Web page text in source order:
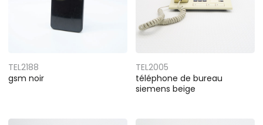
TEL2188
gsm noir
TEL2005
téléphone de bureau
siemens beige